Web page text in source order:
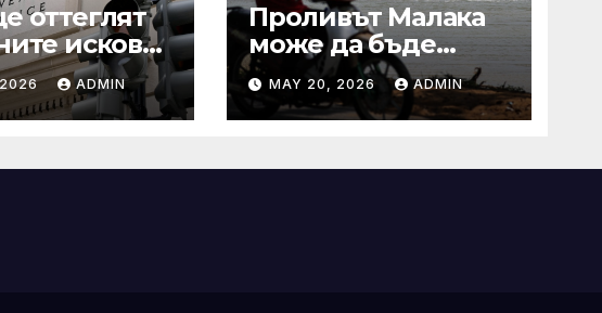
оттеглят
искове
в
за
2026 ADMIN
Проливът Малака
може да бъде
следващата точка,
ако Азия не
внимава
MAY 20, 2026 ADMIN